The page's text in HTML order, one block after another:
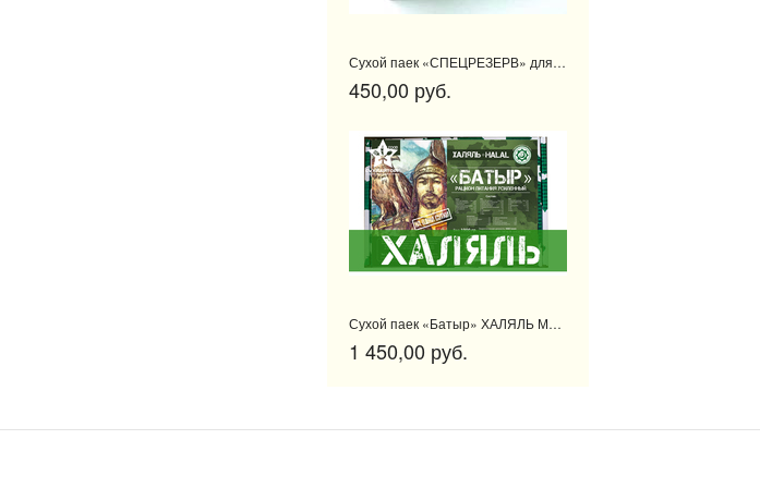
Сухой паек «СПЕЦРЕЗЕРВ» для тревожных чемоданчиков
450,00 руб.
Сухой паек «Батыр» ХАЛЯЛЬ Меню 1.
1 450,00 руб.